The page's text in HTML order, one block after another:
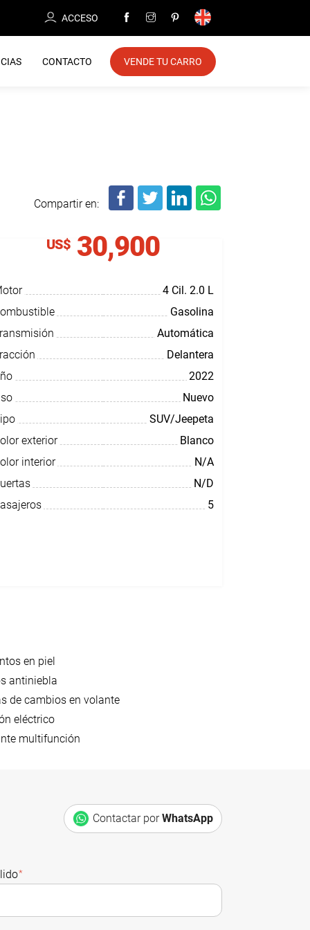
ACCESO
CONTACTO VENDE TU CARRO
Compartir en:
US$ 30,900
4 Cil. 2.0 L
Gasolina
Automática
Delantera
2022
Nuevo
SUV/Jeepeta
exterior
Blanco
interior
N/A
N/D
5
en piel
antiniebla
de cambios en volante
eléctrico
multifunción
Contactar porWhatsApp
*